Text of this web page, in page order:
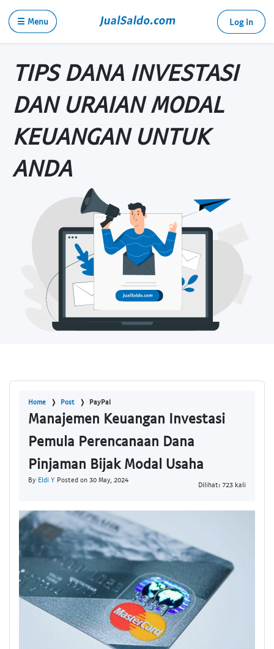
☰ Menu Log in
TIPS DANA INVESTASI
DAN URAIAN MODAL
KEUANGAN UNTUK
ANDA
Home Post PayPal
Manajemen Keuangan Investasi
Pemula Perencanaan Dana
Pinjaman Bijak Modal Usaha
By Eldi Y Posted on 30 May, 2024
Dilihat: 723 kali